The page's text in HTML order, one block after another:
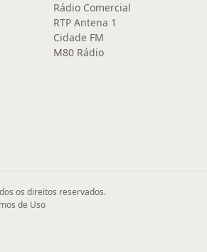
Rádio Comercial
RTP Antena 1
Cidade FM
M80 Rádio
os direitos reservados.
de Uso